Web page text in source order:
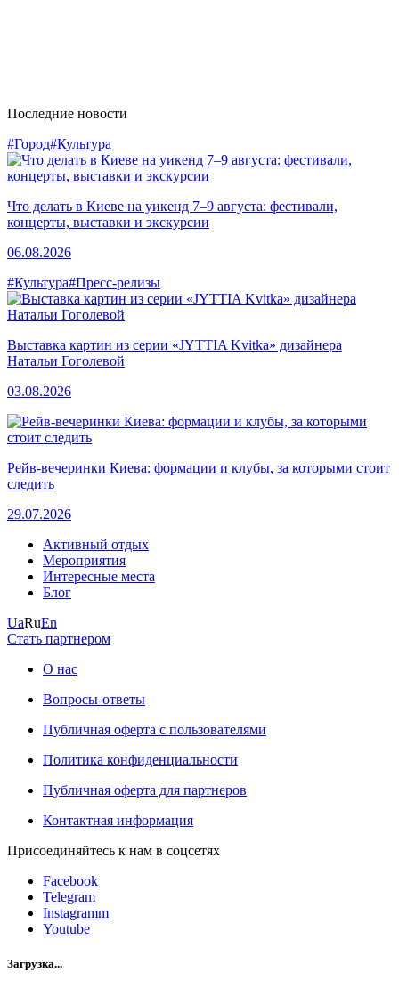
Последние новости
#Город#Культура
Что делать в Киеве на уикенд 7–9 августа: фестивали,
концерты, выставки и экскурсии
06.08.2026
#Культура#Пресс-релизы
Выставка картин из серии «JYTTIA Kvitka» дизайнера
Натальи Гоголевой
03.08.2026
Рейв-вечеринки Киева: формации и клубы, за которыми стоит
следить
29.07.2026
Активный отдых
Мероприятия
Интересные места
Блог
UaRuEn
Стать партнером
О нас
Вопросы-ответы
Публичная оферта с пользователями
Политика конфиденциальности
Публичная оферта для партнеров
Контактная информация
Присоединяйтесь к нам в соцсетях
Facebook
Telegram
Instagramm
Youtube
Загрузка...